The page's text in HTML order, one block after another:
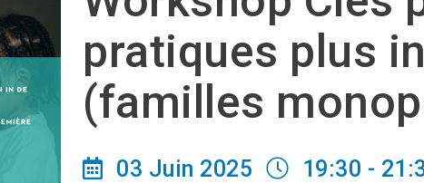
pratiques plus
(familles
03 Juin 2025 19:30 -